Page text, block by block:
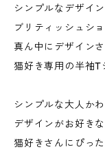
シンプルなデザイ
ブリティッシュシ
真ん中にデザイン
猫好き専用の半袖T
シンプルな大人か
デザインがお好きな
猫好きさんにぴっ